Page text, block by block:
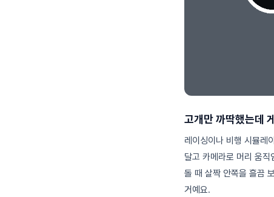
고개만 까딱했는데
레이싱이나 비행 시뮬레
달고 카메라로 머리 움
돌 때 살짝 안쪽을 흘끔
거예요.